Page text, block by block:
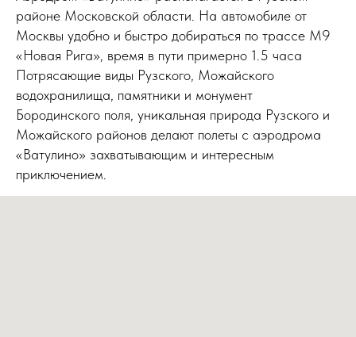
районе Московской области. На автомобиле от
Москвы удобно и быстро добираться по трассе М9
«Новая Рига», время в пути примерно 1.5 часа
Потрясающие виды Рузского, Можайского
водохранилища, памятники и монумент
Бородинского поля, уникальная природа Рузского и
Можайского районов делают полеты с аэродрома
«Ватулино» захватывающим и интересным
приключением.